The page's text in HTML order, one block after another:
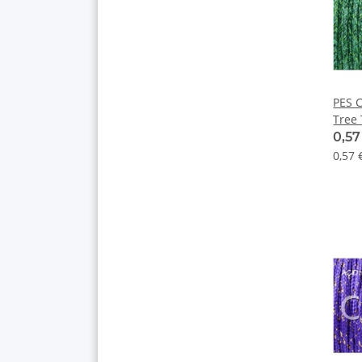
PES
Tree
0,57